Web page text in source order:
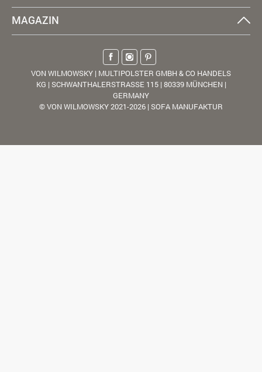
MAGAZIN
VON WILMOWSKY | MULTIPOLSTER GMBH & CO HANDELS
KG | SCHWANTHALERSTRASSE 115 | 80339 MÜNCHEN |
GERMANY
© VON WILMOWSKY 2021-2026 | SOFA MANUFAKTUR